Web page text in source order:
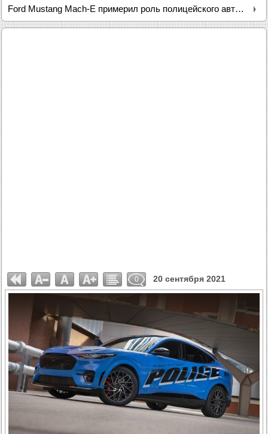
Ford Mustang Mach-E примерил роль полицейского автомобиля
0 20 сентября 2021